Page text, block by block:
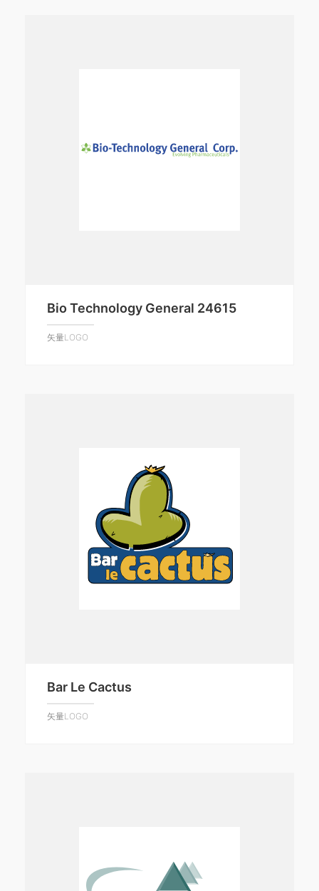
Bio Technology General 24615
矢量LOGO
Bar Le Cactus
矢量LOGO